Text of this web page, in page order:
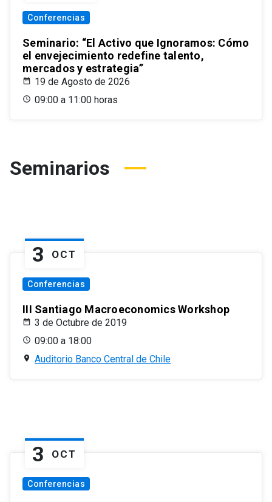
Conferencias
Seminario: “El Activo que Ignoramos: Cómo
el envejecimiento redefine talento,
mercados y estrategia”
19 de Agosto de 2026
09:00 a 11:00 horas
Seminarios
3 OCT
Conferencias
III Santiago Macroeconomics Workshop
3 de Octubre de 2019
09:00 a 18:00
Auditorio Banco Central de Chile
3 OCT
Conferencias